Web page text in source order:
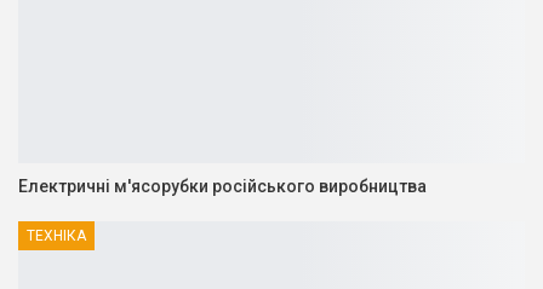
Електричні м'ясорубки російського виробництва
ТЕХНІКА